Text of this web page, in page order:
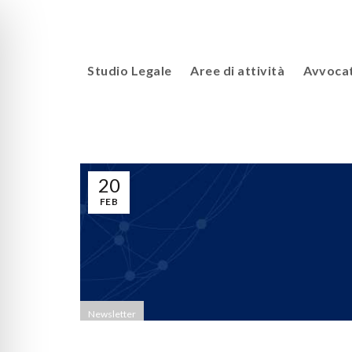
Studio Legale Aree di attività
20
FEB
Newsletter